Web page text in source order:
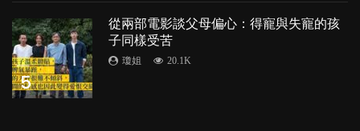
5
從兩部電影談父母偏心：得寵與失寵的孩
子同樣受苦
瓊姐 20.1K